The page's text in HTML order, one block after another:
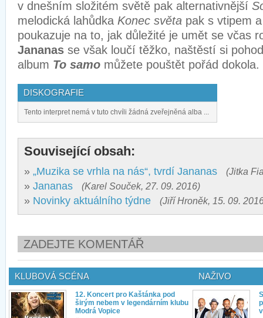
v dnešním složitém světě pak alternativnější
melodická lahůdka Konec světa pak s vtipem
poukazuje na to, jak důležité je umět se včas
Jananas se však loučí těžko, naštěstí si
album To samo můžete pouštět pořád dokola.
DISKOGRAFIE
Tento interpret nemá v tuto chvíli žádná zveřejněná alba ...
Související obsah:
» „Muzika se vrhla na nás“, tvrdí Jananas (Jitka
» Jananas (Karel Souček, 27. 09. 2016)
» Novinky aktuálního týdne (Jiří Hroněk, 15. 09.
ZADEJTE KOMENTÁŘ
KLUBOVÁ SCÉNA
12. Koncert pro Kaštánka pod
širým nebem v legendárním klubu
Modrá Vopice
NAŽIVO